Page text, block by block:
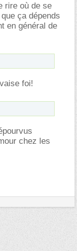
rire où de se
ça dépends
en général de
foi!
chez les